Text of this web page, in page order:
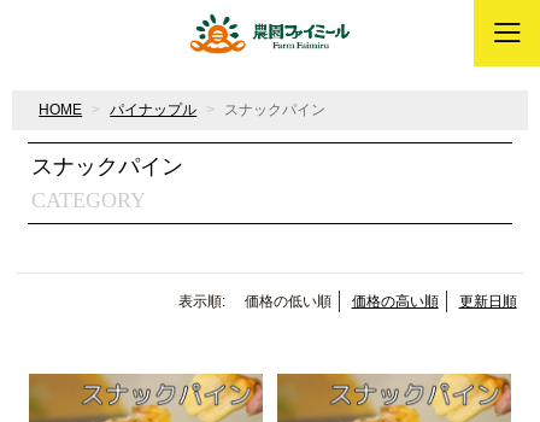
HOME パイナップル スナックパイン
CATEGORY
スナックパイン
表示順: 価格の低い順 価格の高い順 更新日順